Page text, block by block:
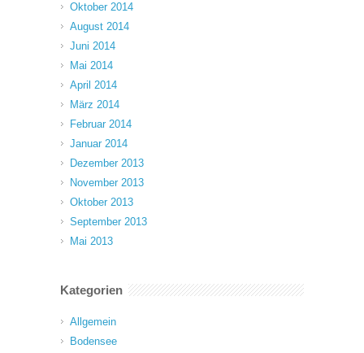
Oktober 2014
August 2014
Juni 2014
Mai 2014
April 2014
März 2014
Februar 2014
Januar 2014
Dezember 2013
November 2013
Oktober 2013
September 2013
Mai 2013
Kategorien
Allgemein
Bodensee